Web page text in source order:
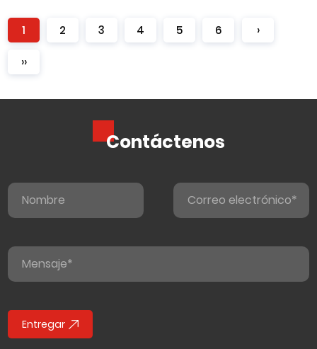
1 2 3 4 5 6 ›
››
Contáctenos
Entregar